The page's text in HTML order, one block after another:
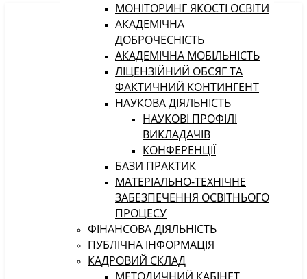
МОНІТОРИНГ ЯКОСТІ ОСВІТИ
АКАДЕМІЧНА
ДОБРОЧЕСНІСТЬ
АКАДЕМІЧНА МОБІЛЬНІСТЬ
ЛІЦЕНЗІЙНИЙ ОБСЯГ ТА
ФАКТИЧНИЙ КОНТИНГЕНТ
НАУКОВА ДІЯЛЬНІСТЬ
НАУКОВІ ПРОФІЛІ
ВИКЛАДАЧІВ
КОНФЕРЕНЦІЇ
БАЗИ ПРАКТИК
МАТЕРІАЛЬНО-ТЕХНІЧНЕ
ЗАБЕЗПЕЧЕННЯ ОСВІТНЬОГО
ПРОЦЕСУ
ФІНАНСОВА ДІЯЛЬНІСТЬ
ПУБЛІЧНА ІНФОРМАЦІЯ
КАДРОВИЙ СКЛАД